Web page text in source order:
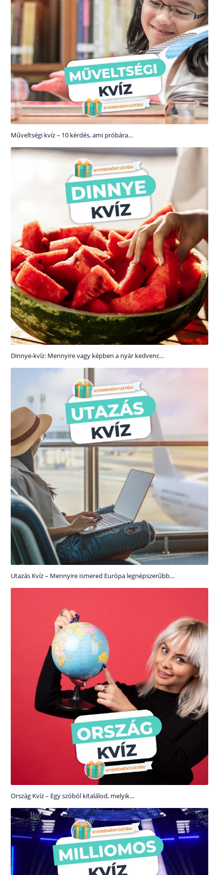
Műveltségi kvíz – 10 kérdés, ami próbára…
Dinnye-kvíz: Mennyire vagy képben a nyár kedvenc…
Utazás Kvíz – Mennyire ismered Európa legnépszerűbb…
Ország Kvíz – Egy szóból kitalálod, melyik…